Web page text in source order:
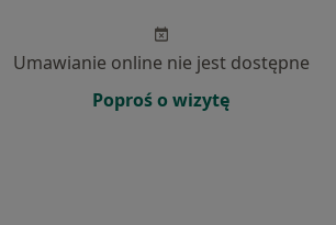
Umawianie online nie jest dostępne
Poproś o wizytę